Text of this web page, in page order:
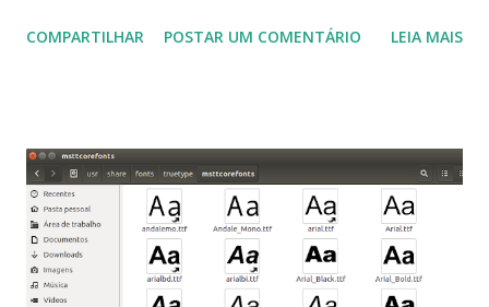
a Associação Brasileira de Normas Técnicas (ABNT), exige
que contém essas fontes. Ao instalar o GNU/Linux abra o
terminal e execute o comando: $ sudo apt-get install ttf-
mscorefonts-installer Leia os termos de uso e avance
clicando em “Ok” Agora aceite os termos de uso clicando
em “Sim” Pronto agora abra o LibreOffice e veja se as
COMPARTILHAR POSTAR UM COMENTÁRIO LEIA MAIS